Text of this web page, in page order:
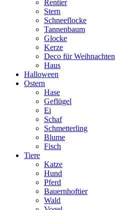
Rentier
Stern
Schneeflocke
Tannenbaum
Glocke
Kerze
Deco für Weihnachten
Haus
Halloween
Ostern
Hase
Geflügel
Ei
Schaf
Schmetterling
Blume
Fisch
Tiere
Katze
Hund
Pferd
Bauernhoftier
Wald